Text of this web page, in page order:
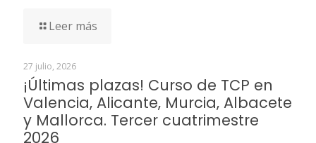
Leer más
27 julio, 2026
¡Últimas plazas! Curso de TCP en
Valencia, Alicante, Murcia, Albacete
y Mallorca. Tercer cuatrimestre
2026